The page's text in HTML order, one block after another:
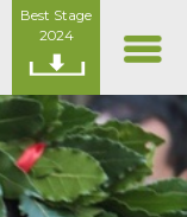
Best Stage
2024